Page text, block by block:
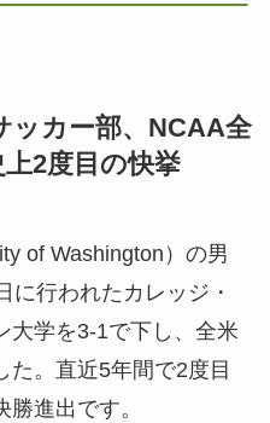
ッカー部、NCAA全
2度目の快挙
of Washington）の男
に行われたカレッジ・
大学を3-1で下し、全米
。直近5年間で2度目
進出です。